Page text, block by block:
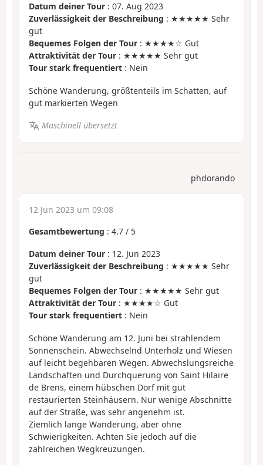
Datum deiner Tour : 07. Aug 2023
Zuverlässigkeit der Beschreibung : ★★★★★ Sehr
gut
Bequemes Folgen der Tour : ★★★★☆ Gut
Attraktivität der Tour : ★★★★★ Sehr gut
Tour stark frequentiert : Nein
Schöne Wanderung, größtenteils im Schatten, auf
gut markierten Wegen
Maschinell übersetzt
phdorando
12 Jun 2023 um 09:08
Gesamtbewertung : 4.7 / 5
Datum deiner Tour : 12. Jun 2023
Zuverlässigkeit der Beschreibung : ★★★★★ Sehr
gut
Bequemes Folgen der Tour : ★★★★★ Sehr gut
Attraktivität der Tour : ★★★★☆ Gut
Tour stark frequentiert : Nein
Schöne Wanderung am 12. Juni bei strahlendem
Sonnenschein. Abwechselnd Unterholz und Wiesen
auf leicht begehbaren Wegen. Abwechslungsreiche
Landschaften und Durchquerung von Saint Hilaire
de Brens, einem hübschen Dorf mit gut
restaurierten Steinhäusern. Nur wenige Abschnitte
auf der Straße, was sehr angenehm ist.
Ziemlich lange Wanderung, aber ohne
Schwierigkeiten. Achten Sie jedoch auf die
zahlreichen Wegkreuzungen.